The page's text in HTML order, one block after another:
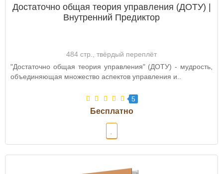
Достаточно общая теория управления (ДОТУ) |
Внутренний Предиктор
484 стр., твёрдый переплёт
"Достаточно общая теория управления" (ДОТУ) - мудрость,
объединяющая множество аспектов управления и..
5